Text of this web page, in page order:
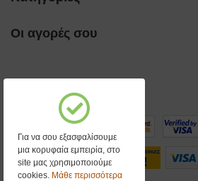
Οι αγορές σου
Για να σου εξασφαλίσουμε
μια κορυφαία εμπειρία, στο
site μας χρησιμοποιούμε
cookies. Μάθε περισσότερα